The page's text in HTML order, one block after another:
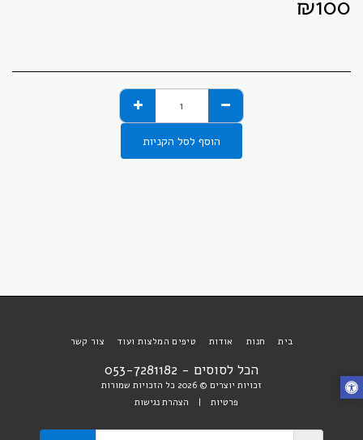
₪100
הוסף לסל הקניות
הכל לסוסים - 053-7281182
זכויות יוצרים © 2026 כל הזכויות שמורות
פרטיות | הצהרת נגישות
בית חנות אודות טיפים המלצות ועוד צור קשר